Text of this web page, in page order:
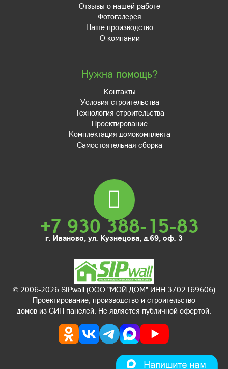
Отзывы о нашей работе
Фотогалерея
Наше производство
О компании
Нужна помощь?
Контакты
Условия строительства
Технология строительства
Проектирование
Комплектация домокомплекта
Самостоятельная сборка
+7 930 388-15-83
г. Иваново, ул. Кузнецова, д.69, оф. 3
© 2006-2026 SIPwall (ООО "МОЙ ДОМ" ИНН 3702169606)
Проектирование, производство и строительство
домов из СИП панелей. Не является публичной офертой.